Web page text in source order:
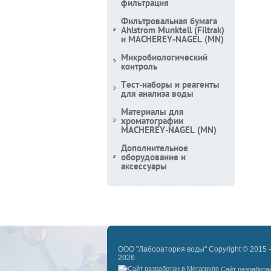
фильтрация
Фильтровальная бумага
Ahlstrom Munktell (Filtrak)
и MACHEREY-NAGEL (MN)
Микробиологический
контроль
Тест-наборы и реагенты
для анализа воды
Материалы для
хроматографии
MACHEREY-NAGEL (MN)
Дополнительное
оборудование и
аксессуары
ООО "Лаборатория воды" Copyright © 2015 -
2026
Сайт